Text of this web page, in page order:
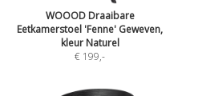
WOOOD Draaibare
Eetkamerstoel 'Fenne' Geweven,
kleur Naturel
€ 199,-